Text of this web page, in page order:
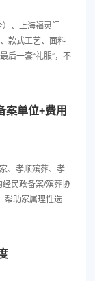
、上海福灵门
款式工艺、面料
后一套“礼服”，不
案单位+费用
、孝顺殡葬、孝
民政备案/殡葬协
帮助家属理性选